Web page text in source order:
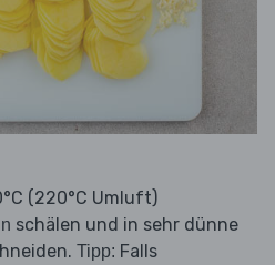
(220°C Umluft)
schälen und in sehr dünne
Tipp: Falls